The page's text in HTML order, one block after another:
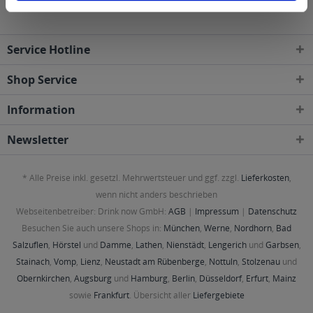
Service Hotline
Shop Service
Information
Newsletter
* Alle Preise inkl. gesetzl. Mehrwertsteuer und ggf. zzgl. Lieferkosten,
wenn nicht anders beschrieben
Webseitenbetreiber: Drink now GmbH: AGB | Impressum | Datenschutz
Besuchen Sie auch unsere Shops in: München, Werne, Nordhorn, Bad
Salzuflen, Hörstel und Damme, Lathen, Nienstädt, Lengerichund Garbsen,
Stainach, Vomp, Lienz, Neustadt am Rübenberge, Nottuln, Stolzenau und
Obernkirchen, Augsburg und Hamburg, Berlin, Düsseldorf, Erfurt, Mainz
sowie Frankfurt. Übersicht aller Liefergebiete